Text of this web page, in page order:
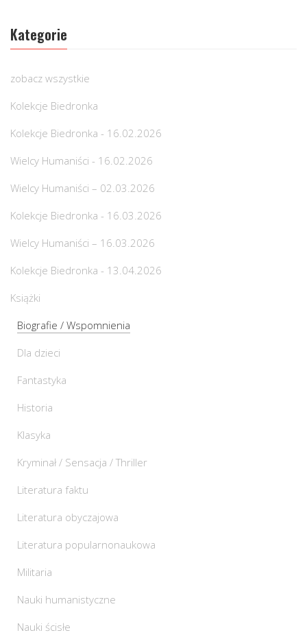
Kategorie
zobacz wszystkie
Kolekcje Biedronka
Kolekcje Biedronka - 16.02.2026
Wielcy Humaniści - 16.02.2026
Wielcy Humaniści – 02.03.2026
Kolekcje Biedronka - 16.03.2026
Wielcy Humaniści – 16.03.2026
Kolekcje Biedronka - 13.04.2026
Książki
Biografie / Wspomnienia
Dla dzieci
Fantastyka
Historia
Klasyka
Kryminał / Sensacja / Thriller
Literatura faktu
Literatura obyczajowa
Literatura popularnonaukowa
Militaria
Nauki humanistyczne
Nauki ścisłe